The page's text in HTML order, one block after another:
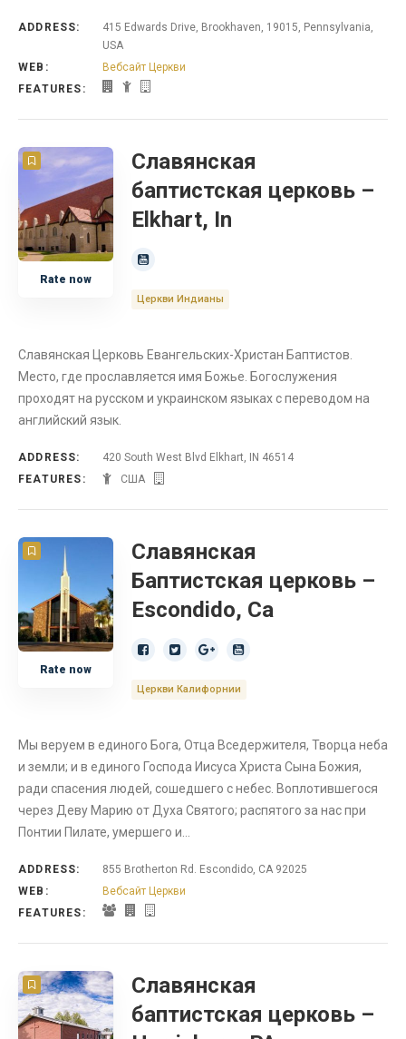
ADDRESS:
415 Edwards Drive, Brookhaven, 19015, Pennsylvania,
USA
WEB:
Вебсайт Церкви
FEATURES:
Rate now
Славянская
баптистская церковь –
Elkhart, In
Церкви Индианы
Славянская Церковь Евангельских-Христан Баптистов.
Место, где прославляется имя Божье. Богослужения
проходят на русском и украинском языках с переводом на
английский язык.
ADDRESS:
420 South West Blvd Elkhart, IN 46514
FEATURES:
США
Rate now
Славянская
Баптистская церковь –
Escondido, Ca
Церкви Калифорнии
Мы веруем в единого Бога, Отца Вседержителя, Творца неба
и земли; и в единого Господа Иисуса Христа Сына Божия,
ради спасения людей, сошедшего с небес. Воплотившегося
через Деву Марию от Духа Святого; распятого за нас при
Понтии Пилате, умершего и…
ADDRESS:
855 Brotherton Rd. Escondido, CA 92025
WEB:
Вебсайт Церкви
FEATURES:
Славянская
баптистская церковь –